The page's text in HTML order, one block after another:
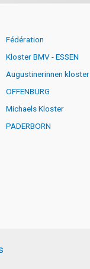
Fédération
Kloster BMV - ESSEN
Augustinerinnen kloster
OFFENBURG
Michaels Kloster
PADERBORN